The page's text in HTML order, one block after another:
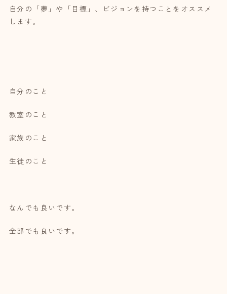
自分の「夢」や「目標」、ビジョンを持つことをオススメ
します。
自分のこと
教室のこと
家族のこと
生徒のこと
なんでも良いです。
全部でも良いです。